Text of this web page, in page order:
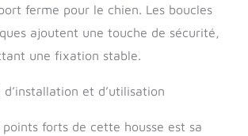
soucier de ma
sécurité et de mon
confort Peu importe
comment je bouge :
près de 36,3 kg, et
comment je bouge
ferme pour le chien. Les boucles
ajoutent une touche de sécurité,
une fixation stable.
d’installation et d’utilisation
points forts de cette housse est sa